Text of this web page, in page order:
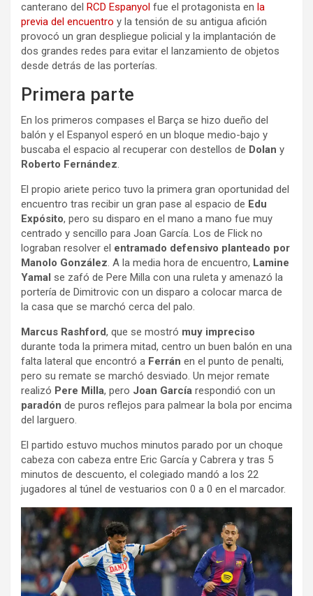
canterano del RCD Espanyol fue el protagonista en la
previa del encuentro y la tensión de su antigua afición
provocó un gran despliegue policial y la implantación de
dos grandes redes para evitar el lanzamiento de objetos
desde detrás de las porterías.
Primera parte
En los primeros compases el Barça se hizo dueño del
balón y el Espanyol esperó en un bloque medio-bajo y
buscaba el espacio al recuperar con destellos de Dolan y
Roberto Fernández.
El propio ariete perico tuvo la primera gran oportunidad del
encuentro tras recibir un gran pase al espacio de Edu
Expósito, pero su disparo en el mano a mano fue muy
centrado y sencillo para Joan García. Los de Flick no
lograban resolver el entramado defensivo planteado por
Manolo González. A la media hora de encuentro, Lamine
Yamal se zafó de Pere Milla con una ruleta y amenazó la
portería de Dimitrovic con un disparo a colocar marca de
la casa que se marchó cerca del palo.
Marcus Rashford, que se mostró muy impreciso
durante toda la primera mitad, centro un buen balón en una
falta lateral que encontró a Ferrán en el punto de penalti,
pero su remate se marchó desviado. Un mejor remate
realizó Pere Milla, pero Joan García respondió con un
paradón de puros reflejos para palmear la bola por encima
del larguero.
El partido estuvo muchos minutos parado por un choque
cabeza con cabeza entre Eric García y Cabrera y tras 5
minutos de descuento, el colegiado mandó a los 22
jugadores al túnel de vestuarios con 0 a 0 en el marcador.